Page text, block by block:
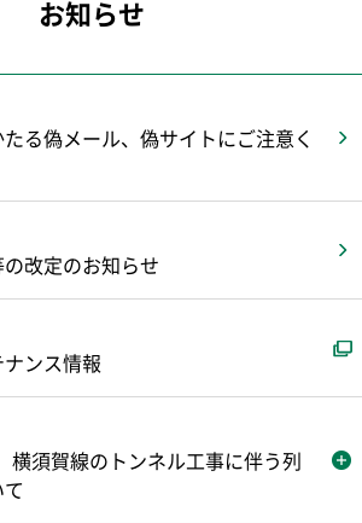
お知らせ
たる偽メール、偽サイトにご注意く
の改定のお知らせ
ンス情報
横須賀線のトンネル工事に伴う列